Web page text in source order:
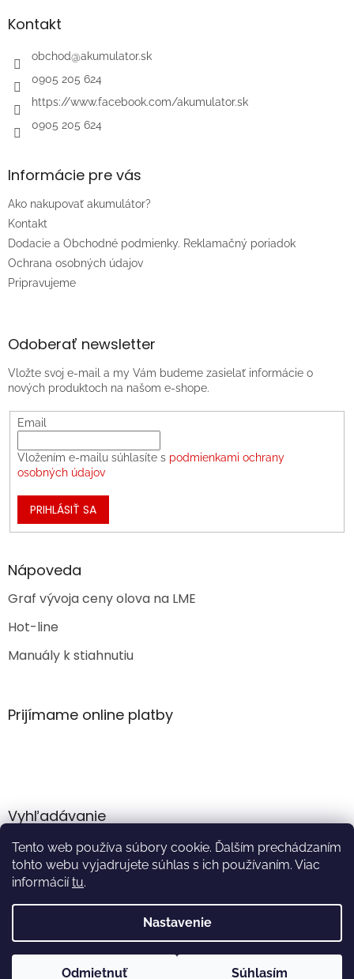
Tento web používa súbory cookie. Ďalším prechádzaním
tohto webu vyjadrujete súhlas s ich používaním. Viac
informáciítu.
Nastavenie
Odmietnuť Súhlasím
äKontakt
obchod@akumulator.sk
0905 205 624
https://www.facebook.com/akumulator.sk
0905 205 624
Informácie pre vás
Ako nakupovať akumulátor?
Kontakt
Dodacie a Obchodné podmienky. Reklamačný poriadok
Ochrana osobných údajov
Pripravujeme
Odoberať newsletter
Vložte svoj e-mail a my Vám budeme zasielať informácie o
nových produktoch na našom e-shope.
Email
Vložením e-mailu súhlasíte s podmienkami ochrany
osobných údajov
PRIHLÁSIŤ SA
Nápoveda
Graf vývoja ceny olova na LME
Hot-line
Manuály k stiahnutiu
Prijímame online platby
Vyhľadávanie
HĽADAŤ
Vytvoril Shoptet
Copyright 2026Akumulator.sk . Všetky práva vyhradené.